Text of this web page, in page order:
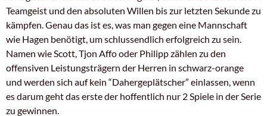
Teamgeist und den absoluten Willen bis zur letzten Sekunde zu
kämpfen. Genau das ist es, was man gegen eine Mannschaft
wie Hagen benötigt, um schlussendlich erfolgreich zu sein.
Namen wie Scott, Tjon Affo oder Philipp zählen zu den
offensiven Leistungsträgern der Herren in schwarz-orange
und werden sich auf kein “Dahergeplätscher” einlassen, wenn
es darum geht das erste der hoffentlich nur 2 Spiele in der Serie
zu gewinnen.